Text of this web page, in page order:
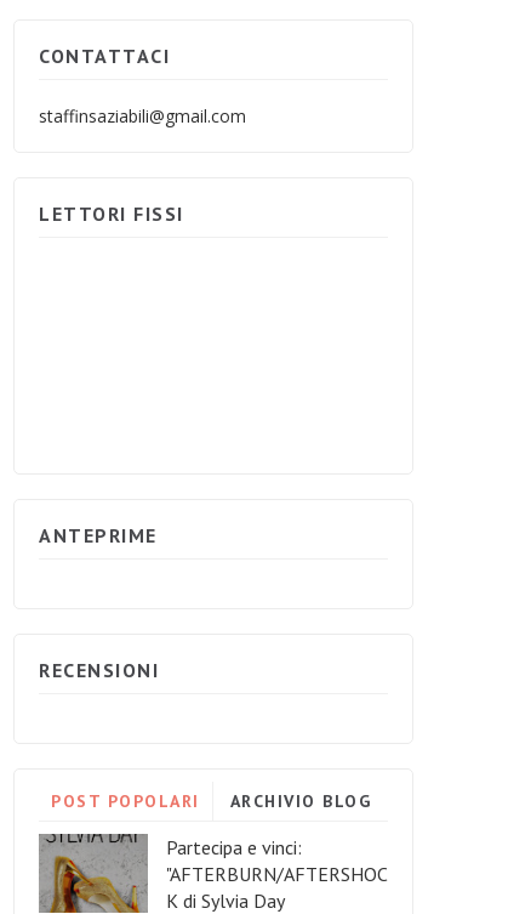
CONTATTACI
staffinsaziabili@gmail.com
LETTORI FISSI
ANTEPRIME
RECENSIONI
POST POPOLARI ARCHIVIO BLOG
Partecipa e vinci:
"AFTERBURN/AFTERSHOC
K di Sylvia Day